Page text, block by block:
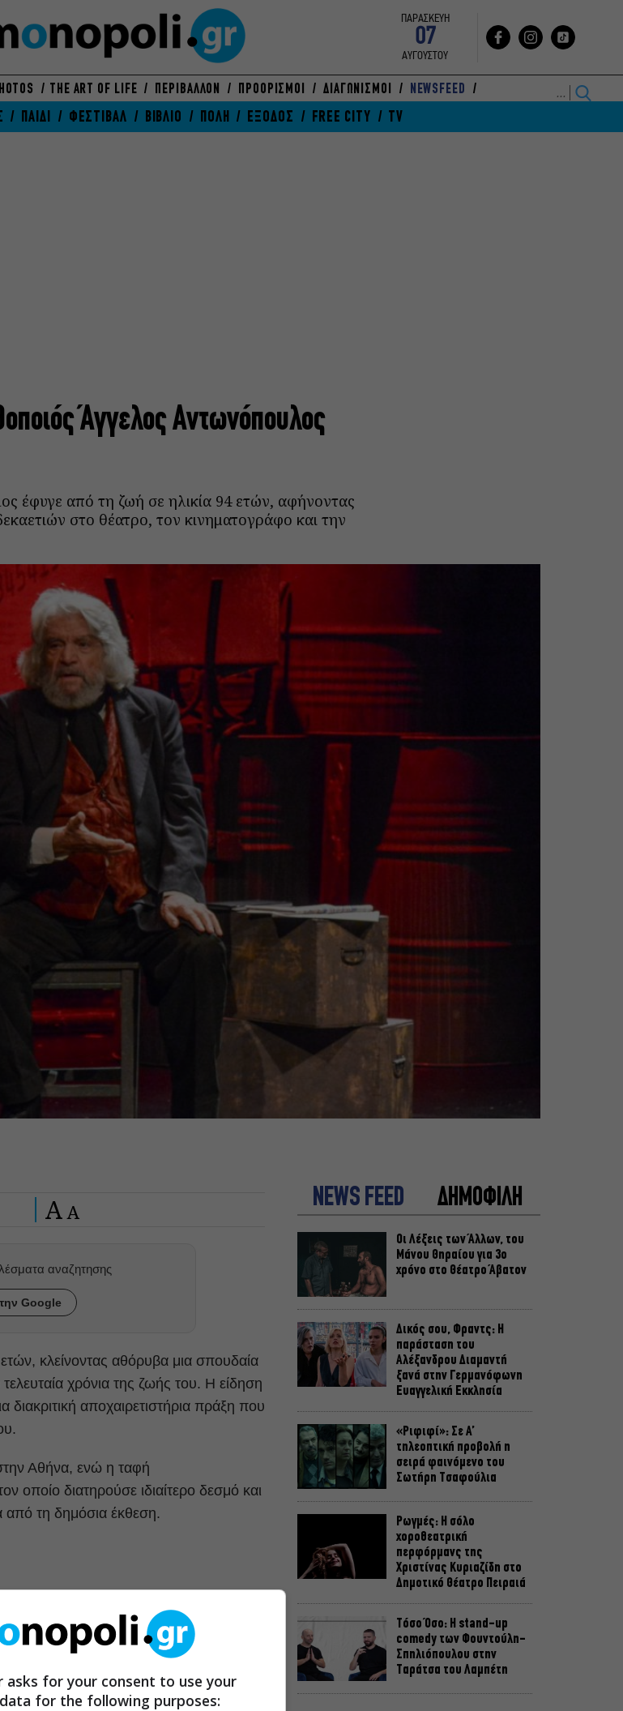
ΠΑΡΑΣΚΕΥΗ
07
ΑΥΓΟΥΣΤΟΥ
THE ART OF LIFE ΠΕΡΙΒΑΛΛΟΝ ΠΡΟΟΡΙΣΜΟΙ ΔΙΑΓΩΝΙΣΜΟΙ NEWSFEED
ΠΑΙΔΙ ΦΕΣΤΙΒΑΛ ΒΙΒΛΙΟ ΠΟΛΗ ΕΞΟΔΟΣ FREE CITY TV
Άγγελος Αντωνόπουλος
έφυγε από τη ζωή σε ηλικία 94 ετών, αφήνοντας
στο θέατρο, τον κινηματογράφο και την
A A
αναζητησης
Google
κλείνοντας αθόρυβα μια σπουδαία
τελευταία χρόνια της ζωής του. Η είδηση
αποχαιρετιστήρια πράξη που
Αθήνα, ενώ η ταφή
διατηρούσε ιδιαίτερο δεσμό και
από τη δημόσια έκθεση.
NEWS FEED ΔΗΜΟΦΙΛΗ
Οι Λέξεις των Άλλων, του
Μάνου Θηραίου για 3ο
χρόνο στο Θέατρο Άβατον
Δικός σου, Φραντς: Η
παράσταση του
Αλέξανδρου Διαμαντή
ξανά στην Γερμανόφωνη
Ευαγγελική Εκκλησία
«Ριφιφί»: Σε Α’
τηλεοπτική προβολή η
σειρά φαινόμενο του
Σωτήρη Τσαφούλια
Ρωγμές: Η σόλο
χοροθεατρική
περφόρμανς της
Χριστίνας Κυριαζίδη στο
Δημοτικό Θέατρο Πειραιά
Τόσο Όσο: Η stand-up
comedy των Φουντούλη-
Σπηλιόπουλου στην
Ταράτσα του Λαμπέτη
asks for your consent to use your
for the following purposes: